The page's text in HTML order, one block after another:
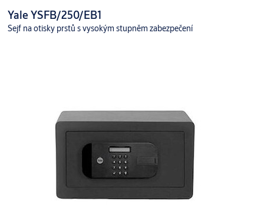
Yale YSFB/250/EB1
Sejf na otisky prstů s vysokým stupněm zabezpečení